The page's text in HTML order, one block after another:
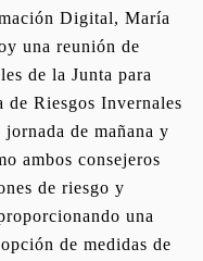
Digital, María
una reunión de
de la Junta para
de Riesgos Invernales
de mañana y
ambos consejeros
de riesgo y
una
de medidas de